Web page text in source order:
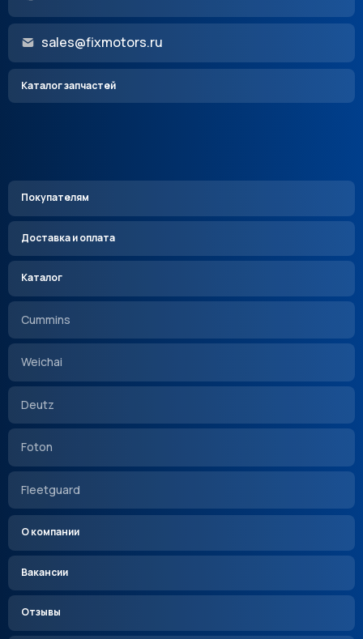
sales@fixmotors.ru
Каталог запчастей
Покупателям
Доставка и оплата
Каталог
Cummins
Weichai
Deutz
Foton
Fleetguard
О компании
Вакансии
Отзывы